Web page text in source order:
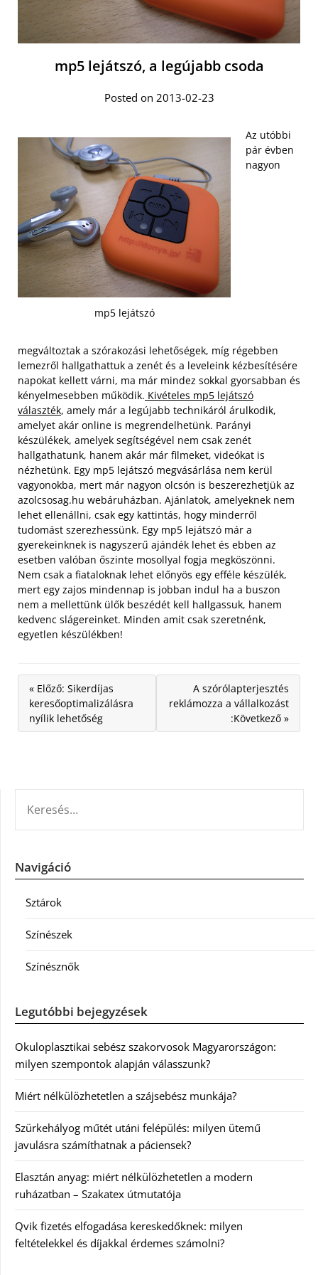
mp5 lejátszó, a legújabb csoda
Posted on 2013-02-23
mp5 lejátszó
Az utóbbi
pár évben
nagyon
megváltoztak a szórakozási lehetőségek, míg régebben
lemezről hallgathattuk a zenét és a leveleink kézbesítésére
napokat kellett várni, ma már mindez sokkal gyorsabban és
kényelmesebben működik. Kivételes mp5 lejátszó
választék, amely már a legújabb technikáról árulkodik,
amelyet akár online is megrendelhetünk. Parányi
készülékek, amelyek segítségével nem csak zenét
hallgathatunk, hanem akár már filmeket, videókat is
nézhetünk. Egy mp5 lejátszó megvásárlása nem kerül
vagyonokba, mert már nagyon olcsón is beszerezhetjük az
azolcsosag.hu webáruházban. Ajánlatok, amelyeknek nem
lehet ellenállni, csak egy kattintás, hogy minderről
tudomást szerezhessünk. Egy mp5 lejátszó már a
gyerekeinknek is nagyszerű ajándék lehet és ebben az
esetben valóban őszinte mosollyal fogja megköszönni.
Nem csak a fiataloknak lehet előnyös egy efféle készülék,
mert egy zajos mindennap is jobban indul ha a buszon
nem a mellettünk ülők beszédét kell hallgassuk, hanem
kedvenc slágereinket. Minden amit csak szeretnénk,
egyetlen készülékben!
« Előző: Sikerdíjas
keresőoptimalizálásra
nyílik lehetőség
A szórólapterjesztés
reklámozza a vállalkozást
:Következő »
Navigáció
Sztárok
Színészek
Színésznők
Legutóbbi bejegyzések
Okuloplasztikai sebész szakorvosok Magyarországon:
milyen szempontok alapján válasszunk?
Miért nélkülözhetetlen a szájsebész munkája?
Szürkehályog műtét utáni felépülés: milyen ütemű
javulásra számíthatnak a páciensek?
Elasztán anyag: miért nélkülözhetetlen a modern
ruházatban – Szakatex útmutatója
Qvik fizetés elfogadása kereskedőknek: milyen
feltételekkel és díjakkal érdemes számolni?